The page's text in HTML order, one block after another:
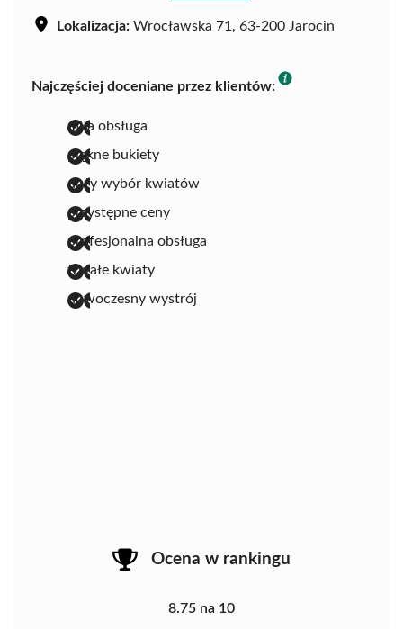
Lokalizacja: Wrocławska 71, 63-200 Jarocin
Najczęściej doceniane przez klientów:
miła obsługa
piękne bukiety
duży wybór kwiatów
przystępne ceny
profesjonalna obsługa
trwałe kwiaty
nowoczesny wystrój
Ocena w rankingu
8.75 na 10